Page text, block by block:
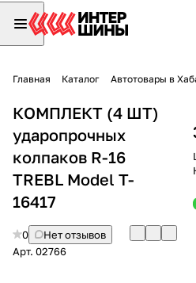
Главная Каталог Автотовары в
КОМПЛЕКТ (4 ШТ)
ударопрочных
колпаков R-16
TREBL Model T-
16417
0
Нет отзывов
Арт. 02766